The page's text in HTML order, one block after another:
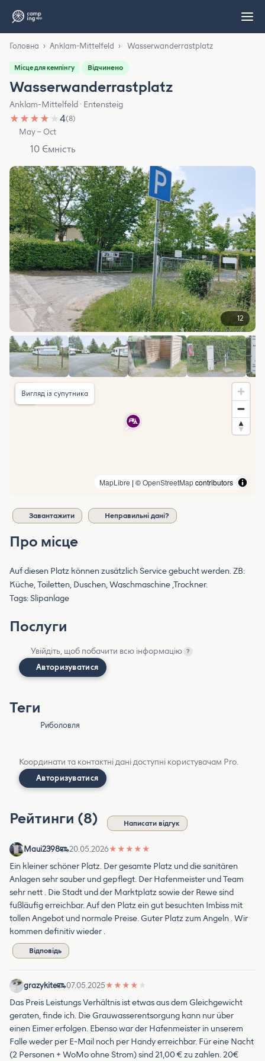
Головна › Anklam-Mittelfeld › Wasserwanderrastplatz
Місце для кемпінгу Відчинено
Wasserwanderrastplatz
Anklam-Mittelfeld · Entensteig
★ ★ ★ ★ ★4(8)
May – Oct
10 Ємність
12
MapLibre | ©OpenStreetMapcontributors
Вигляд із супутника
Завантажити Неправильні дані?
Про місце
Auf diesen Platz können zusätzlich Service gebucht werden. ZB:
Küche, Toiletten, Duschen, Waschmaschine ,Trockner.
Tags: Slipanlage
Послуги
Увійдіть, щоб побачити всю інформацію ?
Авторизуватися
Теги
Риболовля
Координати та контактні дані доступні користувачам Pro.
Авторизуватися
Рейтинги (8) Написати відгук
Maui2398 20.05.2026★ ★ ★ ★ ★
Ein kleiner schöner Platz. Der gesamte Platz und die sanitären
Anlagen sehr sauber und gepflegt. Der Hafenmeister und Team
sehr nett . Die Stadt und der Marktplatz sowie der Rewe sind
fußläufig erreichbar. Auf den Platz ein gut besuchten Imbiss mit
tollen Angebot und normale Preise. Guter Platz zum Angeln . Wir
kommen definitiv wieder .
Відповідь
grazykite 07.05.2025★ ★ ★ ★ ★
Das Preis Leistungs Verhältnis ist etwas aus dem Gleichgewicht
geraten, finde ich. Die Grauwasserentsorgung kann nur über
einen Eimer erfolgen. Ebenso war der Hafenmeister in unserem
Falle weder per E-Mail noch per Handy erreichbar. Für eine Nacht
(2 Personen + WoMo ohne Strom) sind 21,00 € zu zahlen. 20€